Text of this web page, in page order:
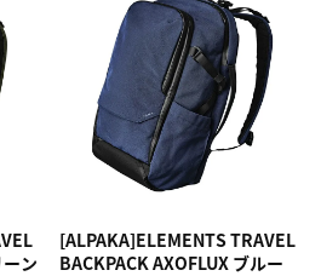
ン
[ALPAKA]ELEMENTS TRAVEL
BACKPACK AXOFLUX ブルー